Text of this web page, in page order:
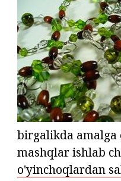
birgalikda
mashqlar ishlab
o'yinchoqlardan